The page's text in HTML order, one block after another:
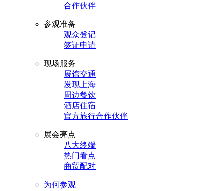
合作伙伴
参观准备
观众登记
签证申请
现场服务
展馆交通
发现上海
周边餐饮
酒店住宿
官方旅行合作伙伴
展会亮点
八大终端
热门看点
商贸配对
为何参观